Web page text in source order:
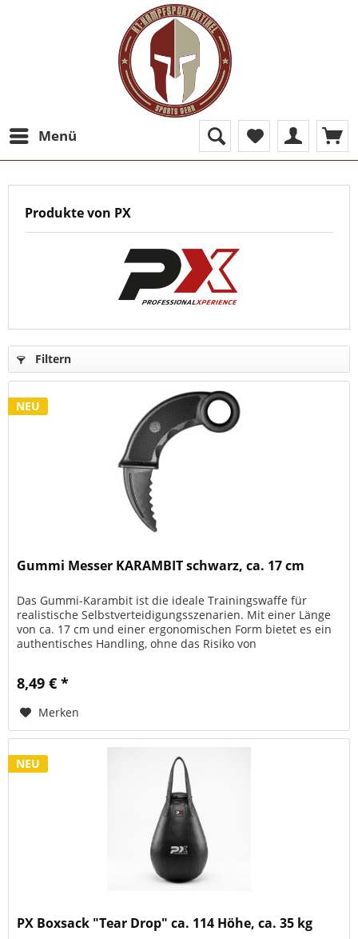
Menü
Produkte von PX
Filtern
NEU
Gummi Messer KARAMBIT schwarz, ca. 17 cm
Das Gummi-Karambit ist die ideale Trainingswaffe für
realistische Selbstverteidigungsszenarien. Mit einer Länge
von ca. 17 cm und einer ergonomischen Form bietet es ein
authentisches Handling, ohne das Risiko von
8,49 € *
Merken
NEU
PX Boxsack "Tear Drop" ca. 114 Höhe, ca. 35 kg